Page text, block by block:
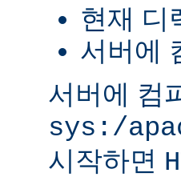
현재 디
서버에
서버에 컴
sys:/
시작하면